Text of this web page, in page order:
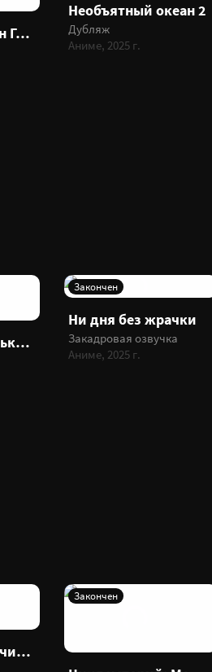
Мобильный воин Гандам: GQuuuuuuX
Необъятный океан 2
Дубляж
Аниме, 2025 г.
Повесть о маленьком человеке
Закончен
Ни дня без жрачки
Закадровая озвучка
Аниме, 2025 г.
Туалетный мальчик Ханако 2
Закончен